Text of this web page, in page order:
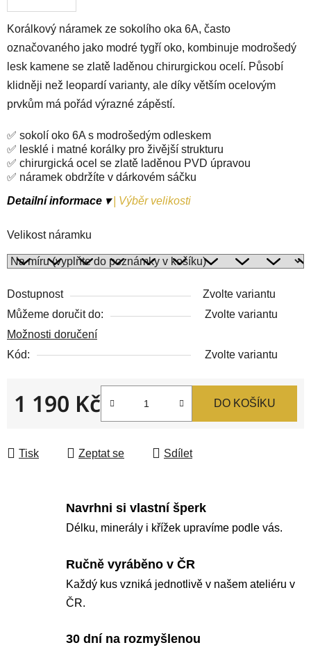
Korálkový náramek ze sokolího oka 6A, často
označovaného jako modré tygří oko, kombinuje modrošedý
lesk kamene se zlatě laděnou chirurgickou ocelí. Působí
klidněji než leopardí varianty, ale díky větším ocelovým
prvkům má pořád výrazné zápěstí.
✅ sokolí oko 6A s modrošedým odleskem
✅ lesklé i matné korálky pro živější strukturu
✅ chirurgická ocel se zlatě laděnou PVD úpravou
✅ náramek obdržíte v dárkovém sáčku
Detailní informace ▾
Výběr velikosti
Velikost náramku
Dostupnost
Zvolte variantu
Můžeme doručit do:
Zvolte variantu
Možnosti doručení
Kód:
Zvolte variantu
1 190 Kč DO KOŠÍKU
Tisk Zeptat se Sdílet
Navrhni si vlastní šperk
Délku, minerály i křížek upravíme podle vás.
Ručně vyráběno v ČR
Každý kus vzniká jednotlivě v našem ateliéru v
ČR.
30 dní na rozmyšlenou